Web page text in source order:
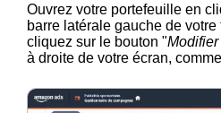
Ouvrez votre portefeuille en
barre latérale gauche de
cliquez sur le bouton "
à droite de votre écran,